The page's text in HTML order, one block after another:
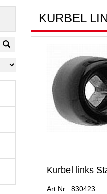
KURBEL
Kurbel links
Art.Nr. 830423